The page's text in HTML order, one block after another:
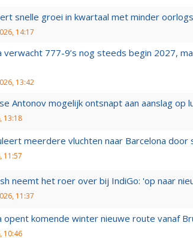
snelle groei in kwartaal met minder
14:17
verwacht 777-9’s nog steeds begin 2027,
13:42
Antonov mogelijk ontsnapt aan aanslag op
13:18
meerdere vluchten naar Barcelona door
11:57
neemt het roer over bij IndiGo: 'op naar
11:37
opent komende winter nieuwe route vanaf
10:46